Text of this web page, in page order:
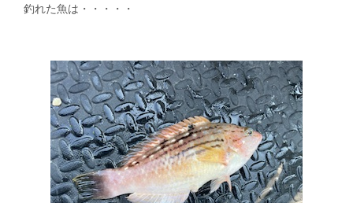
釣れた魚は・・・・・